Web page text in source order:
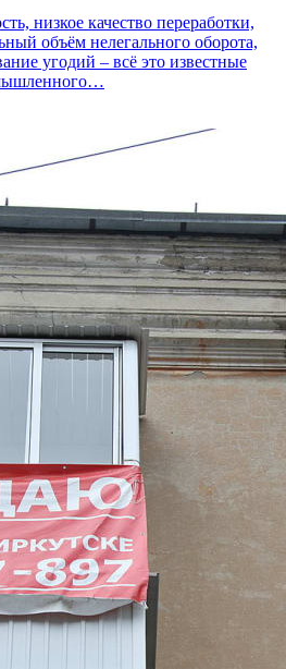
низкое качество переработки,
объём нелегального оборота,
угодий – всё это известные